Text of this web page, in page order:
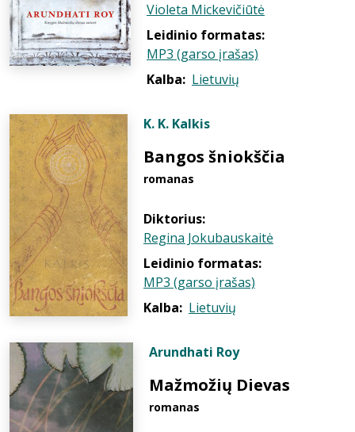
Violeta Mickevičiūtė
Leidinio formatas:
MP3 (garso įrašas)
Kalba: Lietuvių
K. K. Kalkis
Bangos šniokščia
romanas
Diktorius:
Regina Jokubauskaitė
Leidinio formatas:
MP3 (garso įrašas)
Kalba: Lietuvių
Arundhati Roy
Mažmožių Dievas
romanas